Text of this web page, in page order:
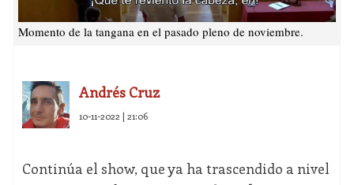
Momento de la tangana en el pasado pleno de noviembre.
Andrés Cruz
10-11-2022 | 21:06
Continúa el show, que ya ha trascendido a nivel